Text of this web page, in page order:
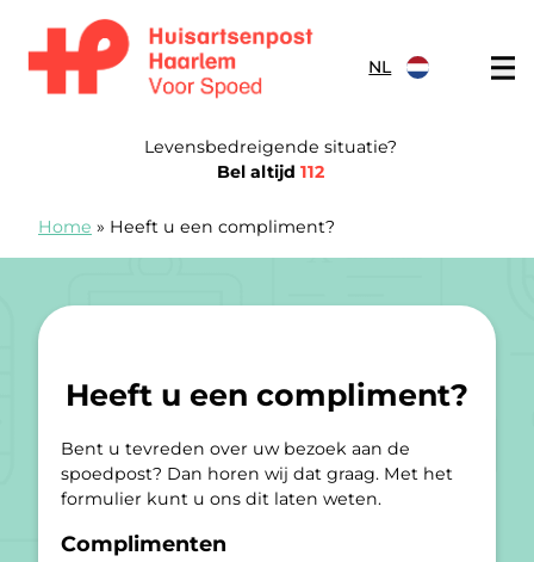
NL
Levensbedreigende situatie?
Bel altijd 112
Home » Heeft u een compliment?
Heeft u een compliment?
Bent u tevreden over uw bezoek aan de
spoedpost? Dan horen wij dat graag. Met het
formulier kunt u ons dit laten weten.
Complimenten